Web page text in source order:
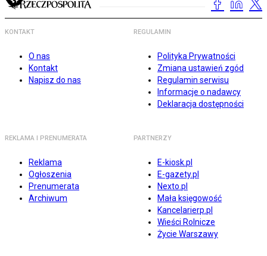
KONTAKT
O nas
Kontakt
Napisz do nas
REGULAMIN
Polityka Prywatności
Zmiana ustawień zgód
Regulamin serwisu
Informacje o nadawcy
Deklaracja dostępności
REKLAMA I PRENUMERATA
Reklama
Ogłoszenia
Prenumerata
Archiwum
PARTNERZY
E-kiosk.pl
E-gazety.pl
Nexto.pl
Mała księgowość
Kancelarierp.pl
Wieści Rolnicze
Życie Warszawy